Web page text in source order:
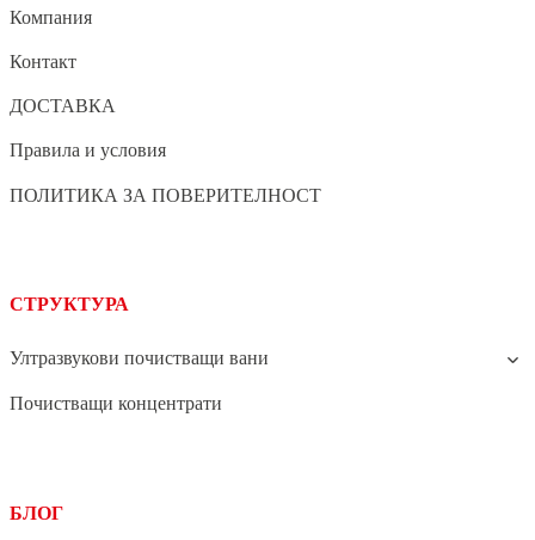
Компания
Контакт
ДОСТАВКА
Правила и условия
ПОЛИТИКА ЗА ПОВЕРИТЕЛНОСТ
СТРУКТУРА
Ултразвукови почистващи вани
Почистващи концентрати
БЛОГ